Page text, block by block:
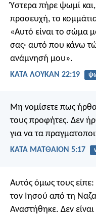
Ύστερα πήρε ψωμί
προσευχή, το
«Αυτό είναι το σώμα
σας· αυτό που κάνω
ανάμνησή μου».
ΚΑΤΑ ΛΟΥΚΑΝ 22:19
Μη νομίσετε πως
τους προφήτες. Δεν
για να τα
ΚΑΤΑ ΜΑΤΘΑΙΟΝ 5:17
Αυτός όμως τους
τον Ιησού από τη
Αναστήθηκε. Δεν